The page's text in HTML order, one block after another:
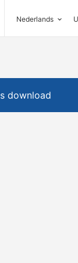
Nederlands
download